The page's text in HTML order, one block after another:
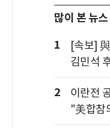
많이 본 뉴스
1
[속보]
김민석
2
이란전
"美합참